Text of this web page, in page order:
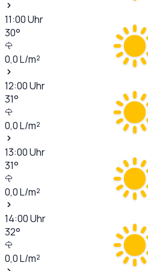
11:00Uhr
30°
0,0L/m²
12:00Uhr
31°
0,0L/m²
13:00Uhr
31°
0,0L/m²
14:00Uhr
32°
0,0L/m²